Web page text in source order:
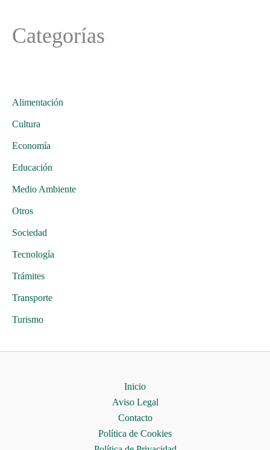
Categorías
Alimentación
Cultura
Economía
Educación
Medio Ambiente
Otros
Sociedad
Tecnología
Trámites
Transporte
Turismo
Inicio
Aviso Legal
Contacto
Política de Cookies